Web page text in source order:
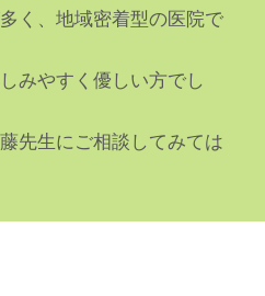
く、地域密着型の医院で
みやすく優しい方でし
先生にご相談してみては